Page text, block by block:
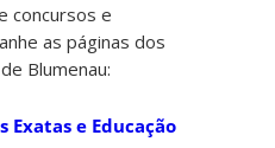
concursos e
as páginas dos
Blumenau:
e Educação